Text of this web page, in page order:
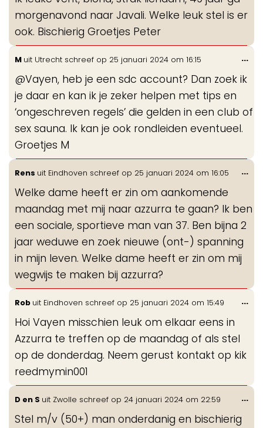
morgenavond naar Javali. Welke leuk stel is er
ook. Bischierig Groetjes Peter
M uit Utrecht schreef op 25 januari 2024 om 16:15
@Vayen, heb je een sdc account? Dan zoek ik
je daar en kan ik je zeker helpen met tips en
‘ongeschreven regels’ die gelden in een club of
sex sauna. Ik kan je ook rondleiden eventueel.
Groetjes M
...
Rens uit Eindhoven schreef op 25 januari 2024 om 16:05
Welke dame heeft er zin om aankomende
maandag met mij naar azzurra te gaan? Ik ben
een sociale, sportieve man van 37. Ben bijna 2
jaar weduwe en zoek nieuwe (ont-) spanning
in mijn leven. Welke dame heeft er zin om mij
wegwijs te maken bij azzurra?
...
Rob uit Eindhoven schreef op 25 januari 2024 om 15:49
Hoi Vayen misschien leuk om elkaar eens in
Azzurra te treffen op de maandag of als stel
op de donderdag. Neem gerust kontakt op kik
reedmymin001
...
D en S uit Zwolle schreef op 24 januari 2024 om 22:59
Stel m/v (50+) man onderdanig en bischierig
...